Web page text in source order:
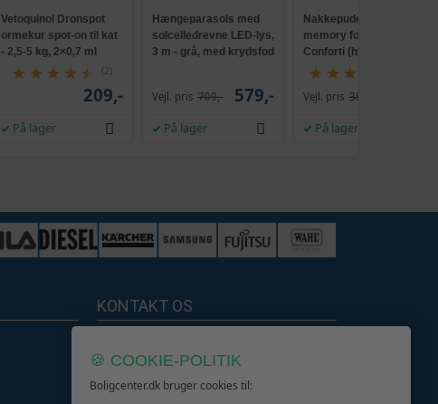
Vetoquinol Dronspot
ormekur spot-on til kat
- 2,5-5 kg, 2×0,7 ml
(2)
209,-
På lager
Hængeparasols med
solcelledrevne LED-lys,
3 m - grå, med krydsfod
Vejl. pris 709,- 579,-
På lager
Nakkepude med
memory foam -
Conforti (hvid/grå)
Vejl. pris 386,-
På lager
KONTAKT OS
Kundeservice
🍪 COOKIE-POLITIK
Boligcenter.dk bruger cookies til: